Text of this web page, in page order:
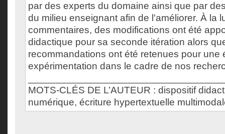
par des experts du domaine ainsi que par
du milieu enseignant afin de l'améliorer. À la
commentaires, des modifications ont été
didactique pour sa seconde itération alors
recommandations ont été retenues pour une
expérimentation dans le cadre de nos
MOTS-CLÉS DE L’AUTEUR : dispositif
numérique, écriture hypertextuelle